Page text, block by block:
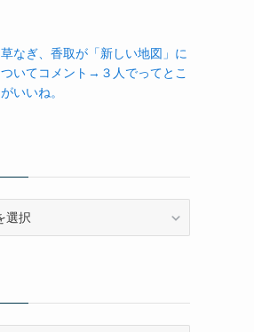
草なぎ、香取が「新しい地図」に
ついてコメント→３人でってとこ
がいいね。